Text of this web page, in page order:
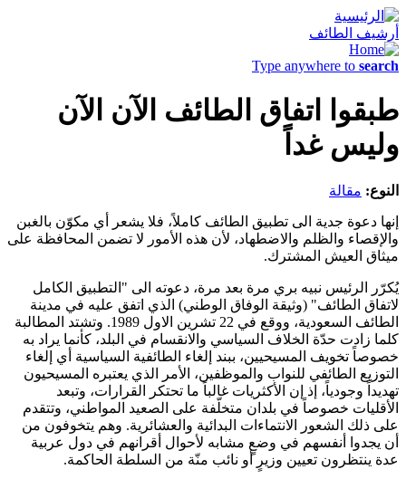
أرشيف الطائف
Type anywhere to search
طبقوا اتفاق الطائف الآن الآن
وليس غداً
النوع: مقالة
إنها دعوة جدية الى تطبيق الطائف كاملاً، فلا يشعر أي مكوّن بالغبن
والإقصاء والظلم والاضطهاد، لأن هذه الأمور لا تضمن المحافظة على
ميثاق العيش المشترك.
يُكرّر الرئيس نبيه بري مرة بعد مرة، دعوته الى "التطبيق الكامل
لاتفاق الطائف" (وثيقة الوفاق الوطني) الذي اتفق عليه في مدينة
الطائف السعودية، ووقع في 22 تشرين الاول 1989. وتشتد المطالبة
كلما زادت حدّة الخلاف السياسي والانقسام في البلد، كأنما يراد به
خصوصاً تخويف المسيحيين، ببند إلغاء الطائفية السياسية أي إلغاء
التوزيع الطائفي للنواب والموظفين، الأمر الذي يعتبره المسيحيون
تهديداً وجودياً، إذ إن الأكثريات غالباً ما تحتكر القرارات، وتبعد
الأقليات خصوصاً في بلدان متخلّفة على الصعيد المواطني، وتتقدم
على ذلك الشعور الانتماءات البدائية والعشائرية. وهم يتخوفون من
أن يجدوا أنفسهم في وضعٍ مشابه لأحوال أقرانهم في دول عربية
عدة ينتظرون تعيين وزيرٍ أو نائب منّة من السلطة الحاكمة.